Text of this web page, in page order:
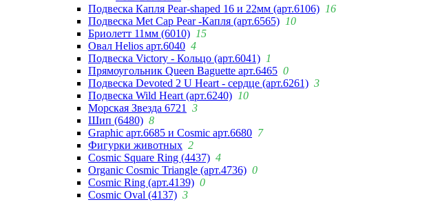
Подвеска Капля Pear-shaped 16 и 22мм (арт.6106) 16
Подвеска Met Cap Pear -Капля (арт.6565) 10
Бриолетт 11мм (6010) 15
Овал Helios арт.6040 4
Подвеска Victory - Кольцо (арт.6041) 1
Прямоугольник Queen Baguette арт.6465 0
Подвеска Devoted 2 U Heart - сердце (арт.6261) 3
Подвеска Wild Heart (арт.6240) 10
Морская Звезда 6721
3
Шип (6480) 8
Graphic арт.6685 и Cosmic арт.6680 7
Фигурки животных 2
Cosmic Square Ring (4437) 4
Organic Cosmic Triangle (арт.4736) 0
Cosmic Ring (арт.4139) 0
Cosmic Oval (4137) 3